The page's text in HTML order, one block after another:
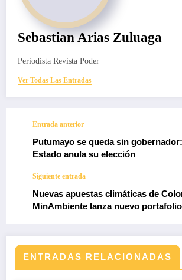
Sebastian Arias Zuluaga
Periodista Revista Poder
Ver Todas Las Entradas
Entrada anterior
Putumayo se queda sin
Estado anula su elección
Siguiente entrada
Nuevas apuestas climáticas de
MinAmbiente lanza nuevo
ENTRADAS RELACIONADAS